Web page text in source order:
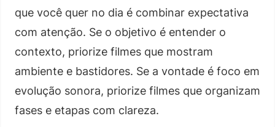
que você quer no dia é combinar expectativa
com atenção. Se o objetivo é entender o
contexto, priorize filmes que mostram
ambiente e bastidores. Se a vontade é foco em
evolução sonora, priorize filmes que organizam
fases e etapas com clareza.